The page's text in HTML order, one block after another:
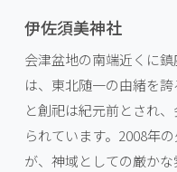
伊佐須美神社
会津盆地の南端近くに
は、東北随一の由緒を
と創祀は紀元前とされ
られています。2008年
が、神域としての厳か